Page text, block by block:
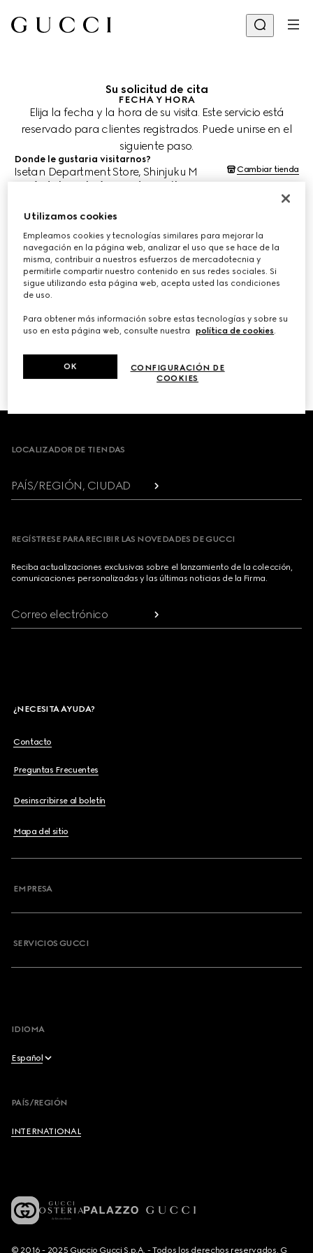
Su solicitud de cita
FECHA Y HORA
Elija la fecha y la hora de su visita. Este servicio está
reservado para clientes registrados. Puede unirse en el
siguiente paso.
Donde le gustaria visitarnos?
Isetan Department Store, Shinjuku M Cambiar tienda
¿Cuándo le gustaría agendar su cita?
Las fechas y horas se muestran en la hora local de la tienda (JST) y
están sujetas a la confirmación del equipo de asesoría de clientes.
ELIJA EL HORARIO*
/3
Footer
LOCALIZADOR DE TIENDAS
PAÍS/REGIÓN, CIUDAD
REGÍSTRESE PARA RECIBIR LAS NOVEDADES DE GUCCI
Reciba actualizaciones exclusivas sobre el lanzamiento de la colección,
comunicaciones personalizadas y las últimas noticias de la Firma.
Correo electrónico
¿NECESITA AYUDA?
Contacto
Preguntas Frecuentes
Desinscribirse al boletín
Mapa del sitio
EMPRESA
SERVICIOS GUCCI
IDIOMA
Español
Français
PAÍS/REGIÓN
INTERNATIONAL
© 2016 - 2025 Guccio Gucci S.p.A. - Todos los derechos reservados. G
Utilizamos cookies
Empleamos cookies y tecnologías similares para mejorar la
navegación en la página web, analizar el uso que se hace de la
misma, contribuir a nuestros esfuerzos de mercadotecnia y
permitirle compartir nuestro contenido en sus redes sociales. Si
sigue utilizando esta página web, acepta usted las condiciones
de uso.
Para obtener más información sobre estas tecnologías y sobre su
uso en esta página web, consulte nuestra
política de cookies.
CONFIGURACIÓN DE
COOKIES
OK